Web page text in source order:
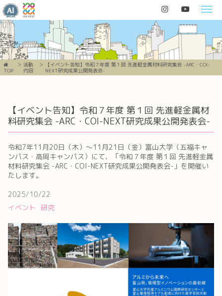
TOP
活動
内容
【イベント告知】令和７年度 第１回 先進軽金属材料研究集会 -ARC・COI-
NEXT研究成果公開発表会-
【イベント告知】令和７年度 第１回 先進軽金属材
料研究集会 -ARC・COI-NEXT研究成果公開発表会-
令和7年11月20日（木）～11月21日（金）富山大学（五福キャ
ンパス・高岡キャンパス）にて、「令和７年度 第１回 先進軽金属
材料研究集会 -ARC・COI-NEXT研究成果公開発表会-」を開催い
たします。
2025/10/22
イベント
研究